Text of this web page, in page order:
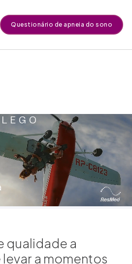
Questionário de apneia do sono
qualidade a
a momentos